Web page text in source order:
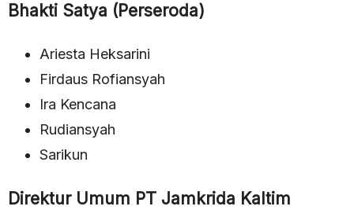
Bhakti Satya (Perseroda)
Ariesta Heksarini
Firdaus Rofiansyah
Ira Kencana
Rudiansyah
Sarikun
Direktur Umum PT Jamkrida Kaltim